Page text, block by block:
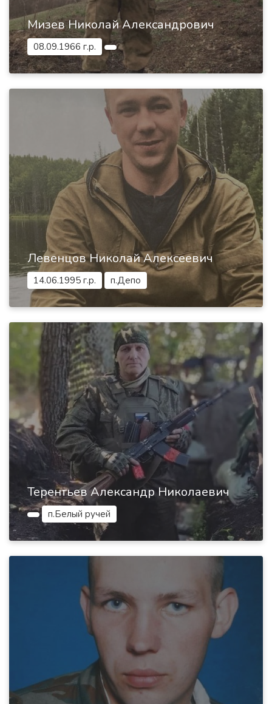
Мизев Николай Александрович
08.09.1966 г.р.
Левенцов Николай Алексеевич
14.06.1995 г.р. п.Депо
Терентьев Александр Николаевич
п.Белый ручей